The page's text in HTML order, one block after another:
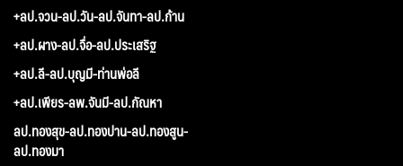
+ลป.จวน-ลป.วัน-ลป.จันทา-ลป.ก้าน
+ลป.ผาง-ลป.จื่อ-ลป.ประเสริฐ
+ลป.ลี-ลป.บุญมี-ท่านพ่อลี
+ลป.เพียร-ลพ.จันมี-ลป.กัณหา
ลป.ทองสุข-ลป.ทองปาน-ลป.ทองสูน-
ลป.ทองมา